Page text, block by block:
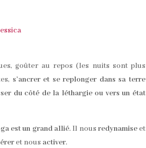
goûter au repos (les nuits sont plus
s’ancrer et se replonger dans sa terre
du côté de la léthargie ou vers un état
est un grand allié. Il nous redynamiseet
et nous activer.